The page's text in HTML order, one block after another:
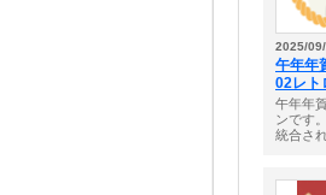
2025/
午年年
02レト
午年年
ンです
統合さ